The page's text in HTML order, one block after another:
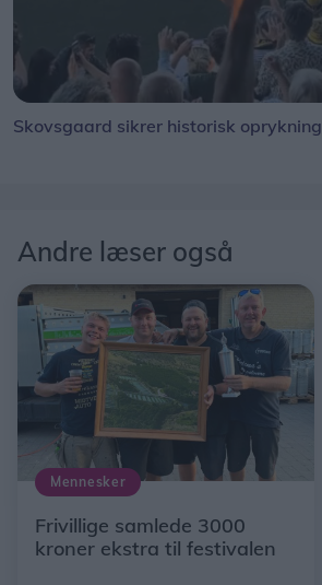
Skovsgaard sikrer historisk oprykning
Andre læser også
Mennesker
Frivillige samlede 3000
kroner ekstra til festivalen